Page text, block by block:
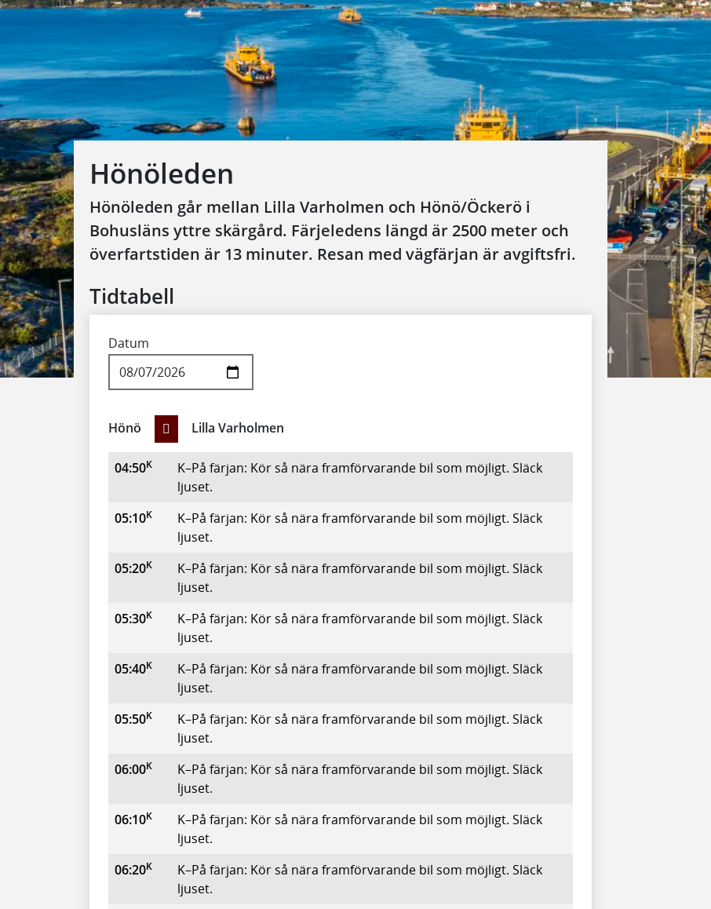
Hönöleden
Hönöleden går mellan Lilla Varholmen och Hönö/Öckerö i
Bohusläns yttre skärgård. Färjeledens längd är 2500 meter och
överfartstiden är 13 minuter. Resan med vägfärjan är avgiftsfri.
Tidtabell
Datum
Hönö
Lilla Varholmen
Hönö Lilla Varholmen
Avgår Anmärkning
04:50K
K–På färjan: Kör så nära framförvarande bil som möjligt. Släck
ljuset.
05:10K
K–På färjan: Kör så nära framförvarande bil som möjligt. Släck
ljuset.
05:20K
K–På färjan: Kör så nära framförvarande bil som möjligt. Släck
ljuset.
05:30K
K–På färjan: Kör så nära framförvarande bil som möjligt. Släck
ljuset.
05:40K
K–På färjan: Kör så nära framförvarande bil som möjligt. Släck
ljuset.
05:50K
K–På färjan: Kör så nära framförvarande bil som möjligt. Släck
ljuset.
06:00K
K–På färjan: Kör så nära framförvarande bil som möjligt. Släck
ljuset.
06:10K
K–På färjan: Kör så nära framförvarande bil som möjligt. Släck
ljuset.
06:20K
K–På färjan: Kör så nära framförvarande bil som möjligt. Släck
ljuset.